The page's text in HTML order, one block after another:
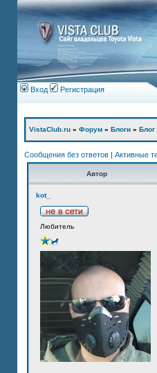
Вход Регистрация
VistaClub.ru » Форум » Блоги » Блог
Сообщения без ответов | Активные
Автор
kot_
Любитель